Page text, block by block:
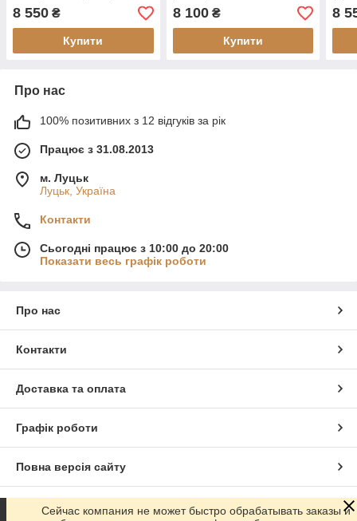
8 550 ₴
Купити
8 100₴
Купити
8
Про нас
100% позитивних з 12 відгуків за рік
Працює з 31.08.2013
м. Луцьк
Луцьк, Україна
Контакти
Сьогодні працює з 10:00 до 20:00
Показати весь графік роботи
Про нас
Контакти
Доставка та оплата
Графік роботи
Повна версія сайту
Сайт створено на маркетплейсі Prom.ua
Сейчас компания не может быстро обрабатывать заказы и